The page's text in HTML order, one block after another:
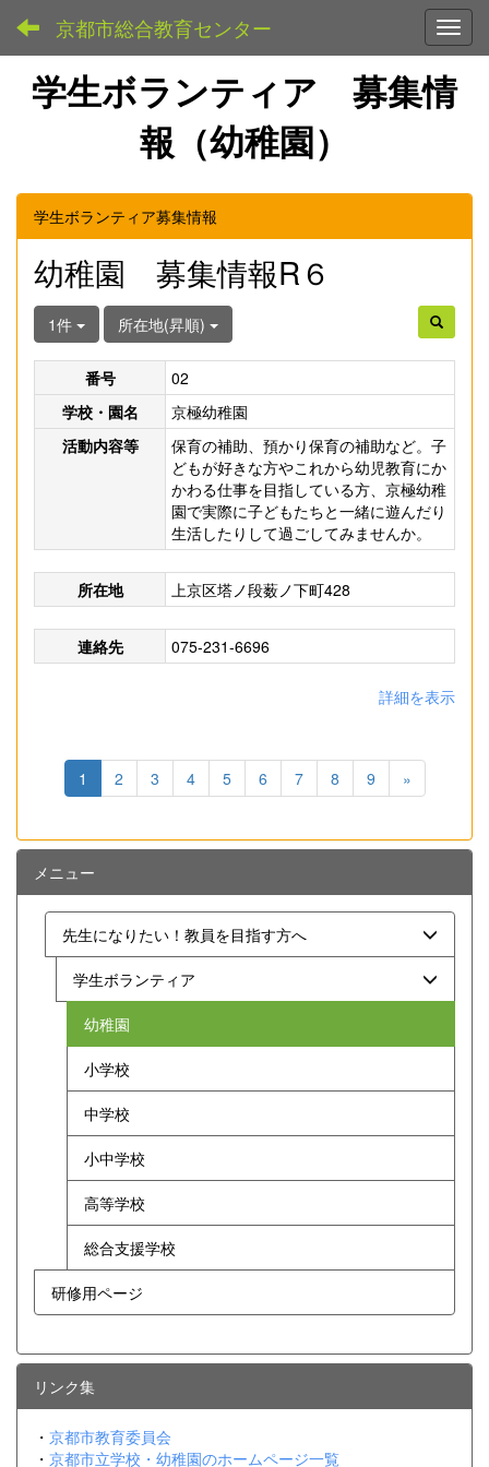
京都市総合教育センター
学生ボランティア 募集情
報（幼稚園）
学生ボランティア募集情報
幼稚園 募集情報R６
1件 所在地(昇順)
番号
02
学校・園名
京極幼稚園
活動内容等
保育の補助、預かり保育の補助など。子
どもが好きな方やこれから幼児教育にか
かわる仕事を目指している方、京極幼稚
園で実際に子どもたちと一緒に遊んだり
生活したりして過ごしてみませんか。
所在地 上京区塔ノ段薮ノ下町428
連絡先 075-231-6696
詳細を表示
1 2 3 4 5 6 7 8 9 »
メニュー
先生になりたい！教員を目指す方へ
学生ボランティア
幼稚園
小学校
中学校
小中学校
高等学校
総合支援学校
研修用ページ
リンク集
・ 京都市教育委員会
・ 京都市立学校・幼稚園のホームページ一覧